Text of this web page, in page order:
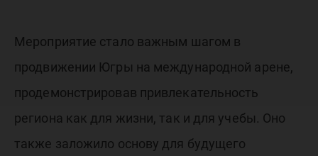
Мероприятие стало важным шагом в
продвижении Югры на международной арене,
продемонстрировав привлекательность
региона как для жизни, так и для учебы. Оно
также заложило основу для будущего